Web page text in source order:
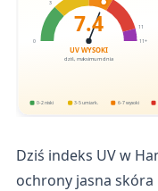
0
3
11
11+
7.4
UV WYSOKI
dziś, maksimum dnia
0-2 niski 3-5 umiark. 6-7 wysoki
Dziś indeks UV w
ochrony jasna